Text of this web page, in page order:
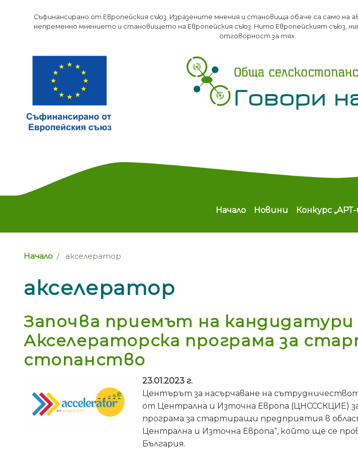
към
Съфинансирано от Европейския съюз. Изразените мнения и становища обаче са само
непременно мнението и становището на Европейския съюз. Нито Европейският съюз,
отговорност за тях.
Main navigation
Начало Новини Конкурс
Начало акселератор
акселератор
Започва приемът на кандидатури
Акселераторска програма за
стопанство
23.01.2023 г.
Центърът за насърчаване на
от Централна и Източна Европа (ЦНСССКЦИЕ)
програма за стартиращи предприятия в
Централна и Източна Европа“, който ще се
България.